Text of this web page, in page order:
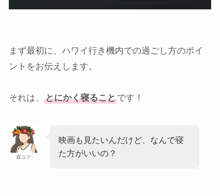
まず最初に、ハワイ行き機内での過ごし方のポイ
ントをお伝えします。
それは、 とにかく寝ることです！
森ユマ
映画も見たいんだけど、なんで寝
た方がいいの？